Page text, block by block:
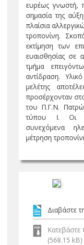
ευρέως γνωστή,
σημασία της
πλαίσια
τροπονίνη.
εκτίμηση των
ευαισθησίας σε
τμήμα
αντίδραση.
μελέτης
προσέρχονταν
του Π.Γ.Ν.
τύπου Ι. Οι
συνεχόμενα
μέτρηση
Διαβάστε
Κατεβάστε
(568.15 kB)